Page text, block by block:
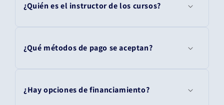
¿Quién es el instructor de los cursos?
¿Qué métodos de pago se aceptan?
¿Hay opciones de financiamiento?